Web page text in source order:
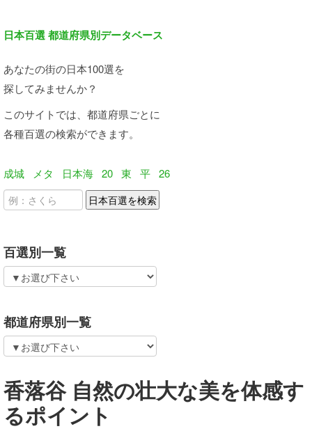
日本百選 都道府県別データベース
あなたの街の日本100選を
探してみませんか？
このサイトでは、都道府県ごとに
各種百選の検索ができます。
成城 メタ 日本海 20 東 平 26
百選別一覧
都道府県別一覧
香落谷 自然の壮大な美を体感す
るポイント